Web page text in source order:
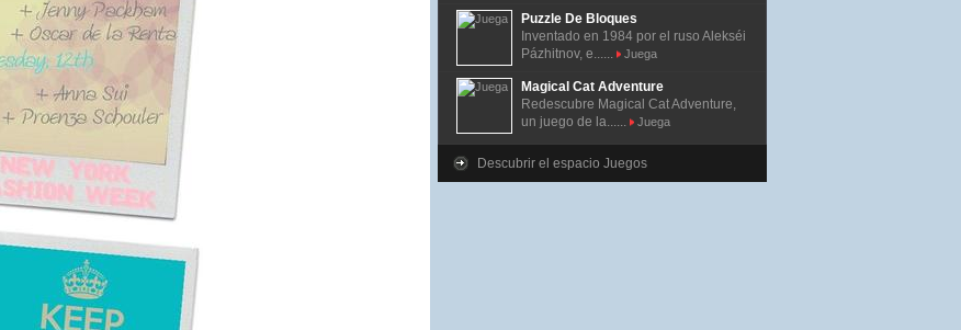
Puzzle De Bloques
Inventado en 1984 por el ruso Alekséi
Pázhitnov, e......
Juega
Magical Cat Adventure
Redescubre Magical Cat Adventure,
un juego de la......
Juega
Descubrir el espacio Juegos